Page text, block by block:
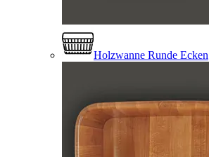
Holzwanne Runde Ecken